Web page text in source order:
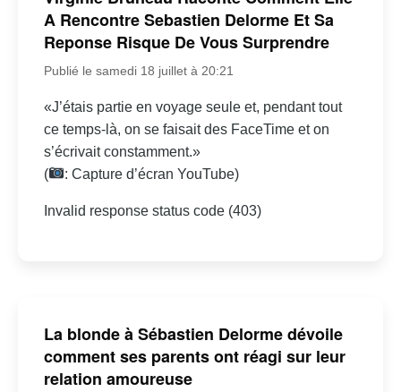
A Rencontre Sebastien Delorme Et Sa
Reponse Risque De Vous Surprendre
Publié le samedi 18 juillet à 20:21
«J’étais partie en voyage seule et, pendant tout
ce temps-là, on se faisait des FaceTime et on
s’écrivait constamment.»
(
: Capture d’écran YouTube)
Invalid response status code (403)
La blonde à Sébastien Delorme dévoile
comment ses parents ont réagi sur leur
relation amoureuse